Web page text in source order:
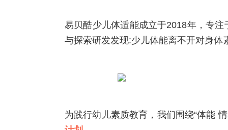
易贝酷少儿体适能成立于2018年，专
与探索研发发现:少儿体能离不开对身体
为践行幼儿素质教育，我们围绕“体能